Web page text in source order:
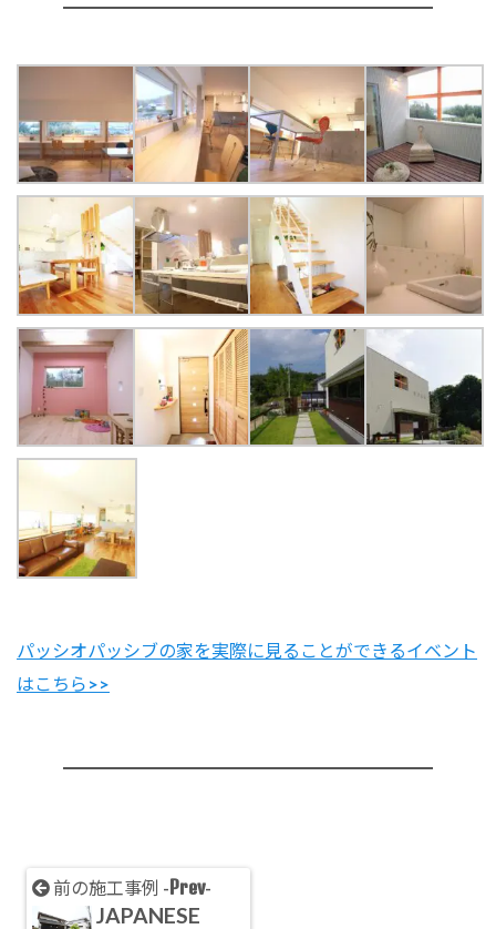
パッシオパッシブの家を実際に見ることができるイベント
はこちら>>
前の施工事例 -Prev-
JAPANESE